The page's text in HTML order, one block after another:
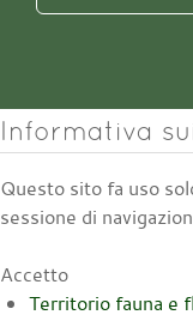
Informativa
Questo sito fa uso
sessione di
Accetto
Territorio fauna e